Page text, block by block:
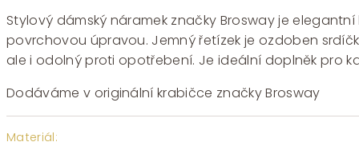
Stylový dámský náramek značky Brosway je
povrchovou úpravou. Jemný řetízek je ozdoben
ale i odolný proti opotřebení. Je ideální doplněk pro
Dodáváme v originální krabičce značky Brosway
Materiál: